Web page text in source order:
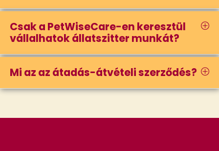
Csak a PetWiseCare-en keresztül
vállalhatok állatszitter munkát?
Mi az az átadás-átvételi szerződés?